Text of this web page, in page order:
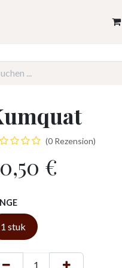
(0 Rezension)
€
1 stuk